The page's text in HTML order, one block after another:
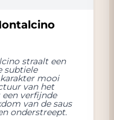
straalt een
subtiele
mooi
van het
een verfijnde
van de saus
onderstreept.